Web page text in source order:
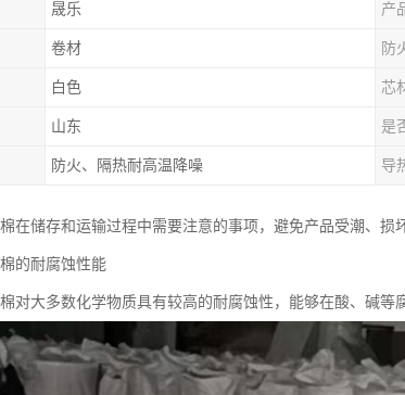
晟乐 产
卷材 防
白色 芯
山东 是
防火、隔热耐高温降噪 导
在储存和运输过程中需要注意的事项，避免产品受潮、损
的耐腐蚀性能
对大多数化学物质具有较高的耐腐蚀性，能够在酸、碱等